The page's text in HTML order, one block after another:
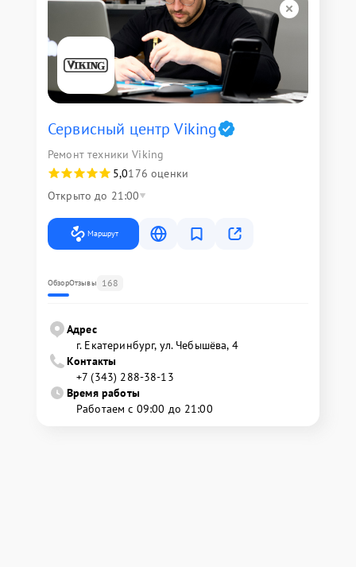
Сервисный центр Viking
Ремонт техники Viking
5,0176 оценки
Открыто до 21:00
Маршрут
ОбзорОтзывы 168
Адрес
г. Екатеринбург, ул. Чебышёва, 4
Контакты
+7 (343) 288-38-13
Время работы
Работаем с 09:00 до 21:00